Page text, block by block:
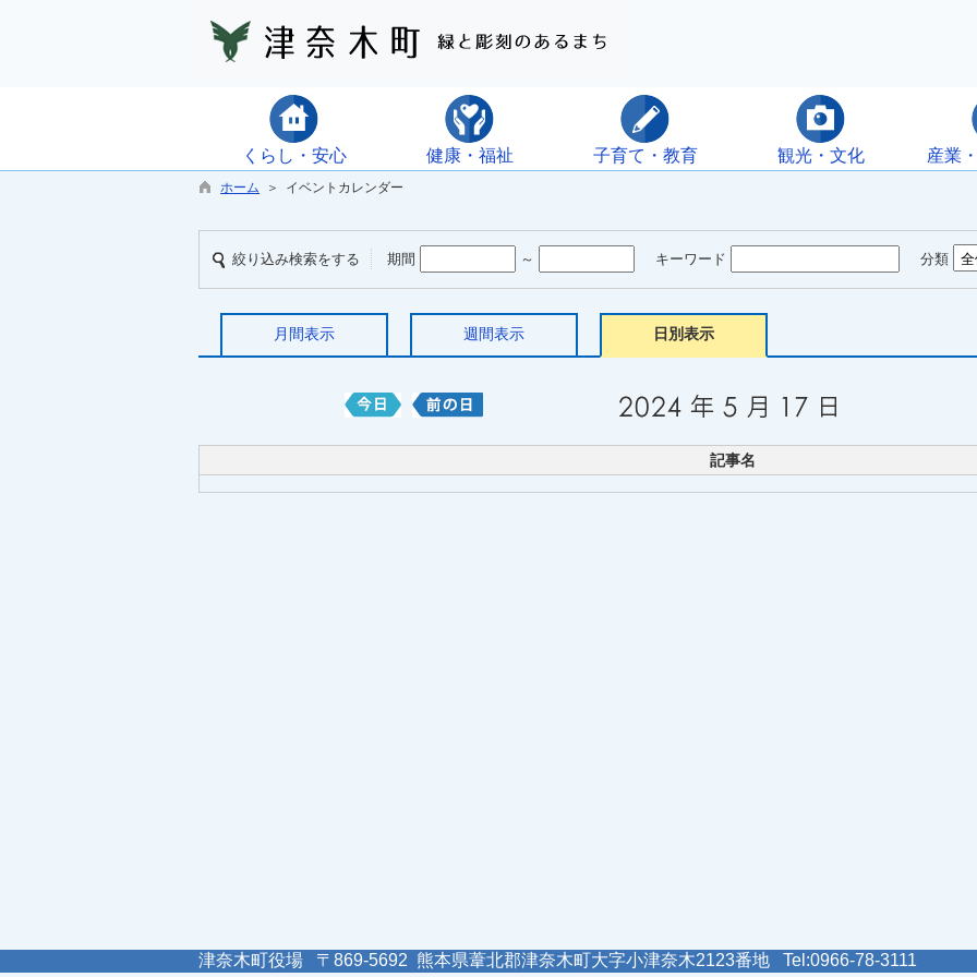
くらし・安心 健康・福祉 子育て・教育 観光・文化 産業
ホーム ＞ イベントカレンダー
絞り込み検索をする 期間 ～ キーワード 分類
月間表示 週間表示 日別表示
記事名
津奈木町役場 〒869-5692 熊本県葦北郡津奈木町大字小津奈木2123番地 Tel:0966-78-3111